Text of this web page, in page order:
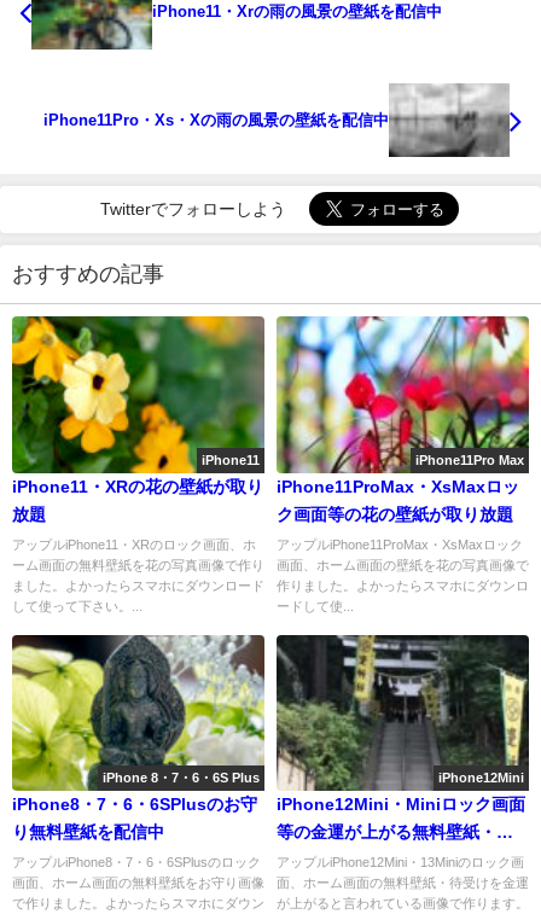
iPhone11・Xrの雨の風景の壁紙を配信中
iPhone11Pro・Xs・Xの雨の風景の壁紙を配信中
Twitterでフォローしよう
おすすめの記事
iPhone11
iPhone11・XRの花の壁紙が取り
放題
アップルiPhone11・XRのロック画面、ホ
ーム画面の無料壁紙を花の写真画像で作り
ました。よかったらスマホにダウンロード
して使って下さい。...
iPhone11Pro Max
iPhone11ProMax・XsMaxロッ
ク画面等の花の壁紙が取り放題
アップルiPhone11ProMax・XsMaxロック
画面、ホーム画面の壁紙を花の写真画像で
作りました。よかったらスマホにダウンロ
ードして使...
iPhone 8・7・6・6S Plus
iPhone8・7・6・6SPlusのお守
り無料壁紙を配信中
アップルiPhone8・7・6・6SPlusのロック
画面、ホーム画面の無料壁紙をお守り画像
で作りました。よかったらスマホにダウン
iPhone12Mini
iPhone12Mini・Miniロック画面
等の金運が上がる無料壁紙・待
受けを配信中
アップルiPhone12Mini・13Miniのロック画
面、ホーム画面の無料壁紙・待受けを金運
が上がると言われている画像で作ります。